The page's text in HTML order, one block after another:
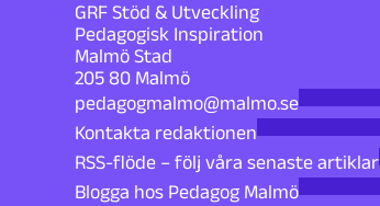
GRF Stöd & Utveckling
Pedagogisk Inspiration
Malmö Stad
205 80 Malmö
pedagogmalmo@malmo.se
Kontakta redaktionen
RSS-flöde – följ våra senaste artiklar
Blogga hos Pedagog Malmö